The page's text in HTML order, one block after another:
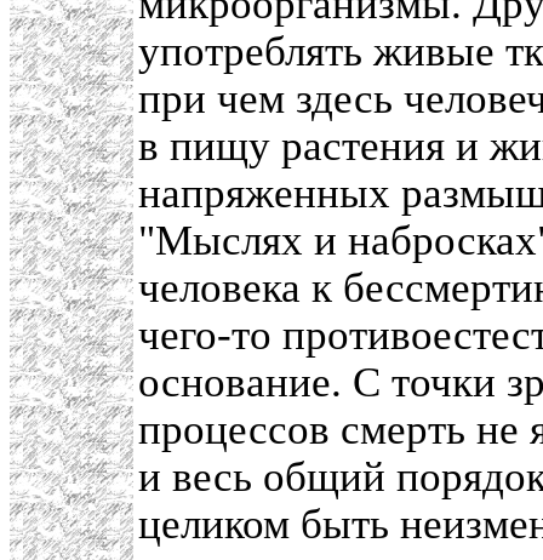
употреблять живые
при чем здесь
в пищу растения и
напряженных
"Мыслях и
человека к
чего-то
основание. С точки
процессов смерть не
и весь общий
целиком быть